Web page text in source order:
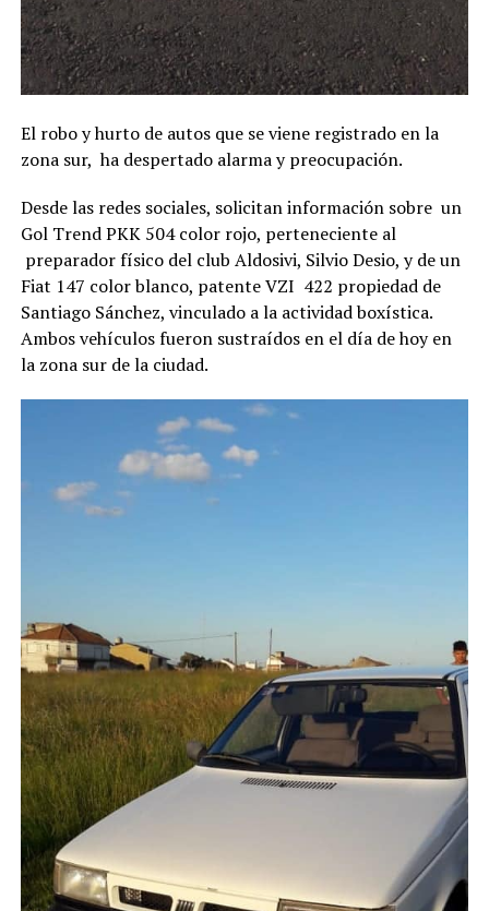
El robo y hurto de autos que se viene registrado en la
zona sur, ha despertado alarma y preocupación.
Desde las redes sociales, solicitan información sobre un
Gol Trend PKK 504 color rojo, perteneciente al
preparador físico del club Aldosivi, Silvio Desio, y de un
Fiat 147 color blanco, patente VZI 422 propiedad de
Santiago Sánchez, vinculado a la actividad boxística.
Ambos vehículos fueron sustraídos en el día de hoy en
la zona sur de la ciudad.